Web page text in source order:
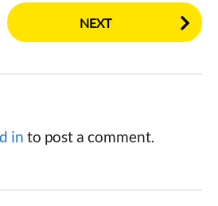
NEXT
in to post a comment.